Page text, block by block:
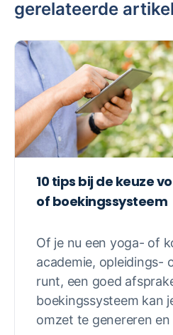
gerelateerde
10 tips bij de keuze
of boekingssysteem
Of je nu een yoga- of
academie, opleidings-
runt, een goed
boekingssysteem kan
omzet te genereren